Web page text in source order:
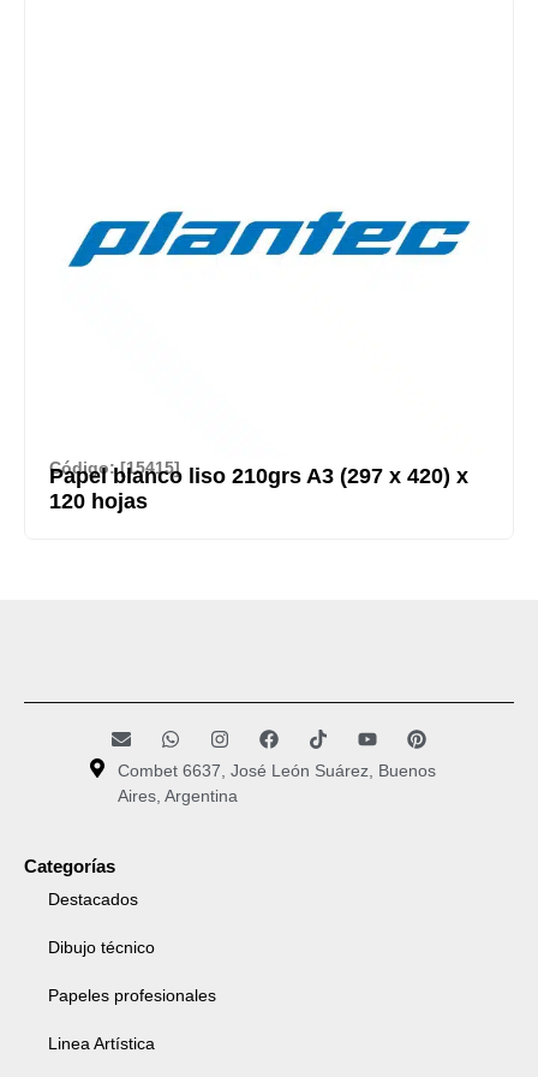
Código: [15415]
Papel blanco liso 210grs A3 (297 x 420) x
120 hojas
Combet 6637, José León Suárez, Buenos
Aires, Argentina
Categorías
Destacados
Dibujo técnico
Papeles profesionales
Linea Artística